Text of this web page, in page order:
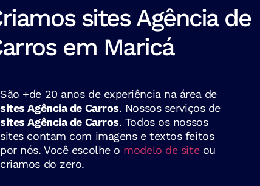
sites Agência de
em Maricá
São +de 20 anos de experiência na área de
sites Agência de Carros. Nossos serviços de
sites Agência de Carros. Todos os nossos
sites contam com imagens e textos feitos
por nós. Você escolhe o modelo de siteou
criamos do zero.